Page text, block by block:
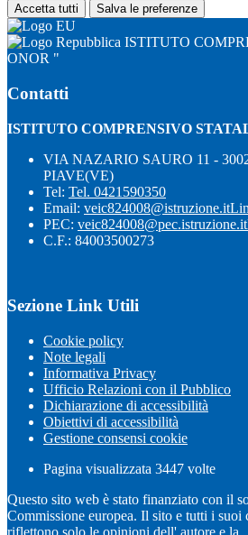
Accetta tutti Salva le preferenze
ISTITUTO
ONOR "
Contatti
ISTITUTO COMPRENSIVO
VIA NAZARIO SAURO 11 -
PIAVE(VE)
Tel: Tel. 0421590350
Email: veic824008@istruzione.it
PEC: veic824008@pec.istruzione.it
C.F.: 84003500273
Sezione Link Utili
Cookie policy
Note legali
Informativa Privacy
Ufficio Relazioni con il Pubblico
Dichiarazione di accessibilità
Obiettivi di accessibilità
Gestione consensi cookie
Pagina visualizzata 3447 volte
Questo sito web è stato finanziato con il
Commissione europea. Il sito e tutti i suoi
riflettono solo le opinioni dell' autore e la